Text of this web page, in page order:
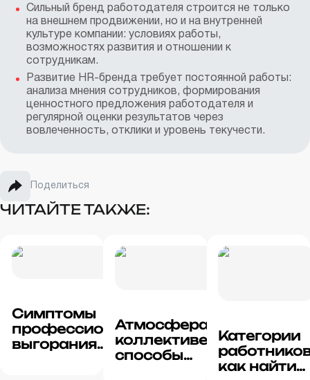
Сильный бренд работодателя строится не только
на внешнем продвижении, но и на внутренней
культуре компании: условиях работы,
возможностях развития и отношении к
сотрудникам.
Развитие HR-бренда требует постоянной работы:
анализа мнения сотрудников, формирования
ценностного предложения работодателя и
регулярной оценки результатов через
вовлеченность, отклики и уровень текучести.
Поделиться
ЧИТАЙТЕ ТАКЖЕ:
Симптомы
профессионального
выгорания
Атмосфера в
коллективе и
способы
поддержания
Категории
как найти